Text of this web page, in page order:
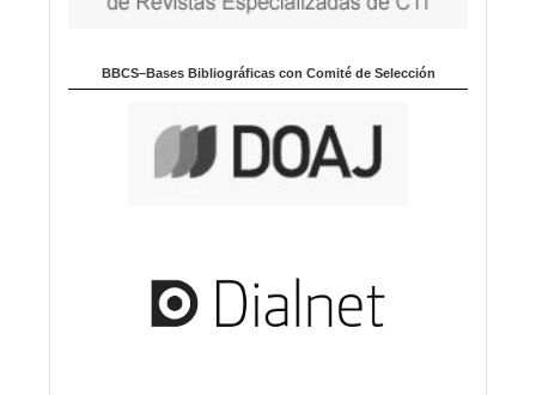
BBCS–Bases Bibliográficas con Comité de Selección